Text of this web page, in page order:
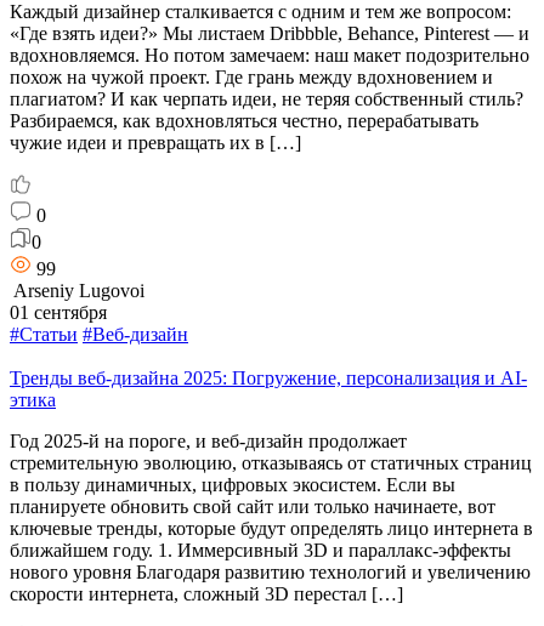
Каждый дизайнер сталкивается с одним и тем же вопросом:
«Где взять идеи?» Мы листаем Dribbble, Behance, Pinterest — и
вдохновляемся. Но потом замечаем: наш макет подозрительно
похож на чужой проект. Где грань между вдохновением и
плагиатом? И как черпать идеи, не теряя собственный стиль?
Разбираемся, как вдохновляться честно, перерабатывать
чужие идеи и превращать их в […]
0
0
99
Arseniy Lugovoi
01 сентября
#Статьи #Веб-дизайн
Тренды веб-дизайна 2025: Погружение, персонализация и AI-
этика
Год 2025-й на пороге, и веб-дизайн продолжает
стремительную эволюцию, отказываясь от статичных страниц
в пользу динамичных, цифровых экосистем. Если вы
планируете обновить свой сайт или только начинаете, вот
ключевые тренды, которые будут определять лицо интернета в
ближайшем году. 1. Иммерсивный 3D и параллакс-эффекты
нового уровня Благодаря развитию технологий и увеличению
скорости интернета, сложный 3D перестал […]